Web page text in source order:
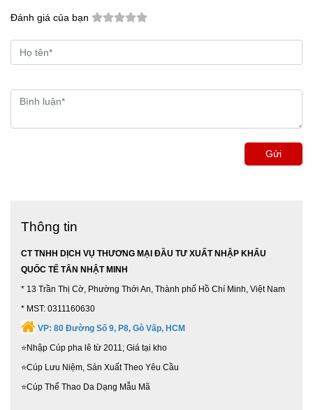
Đánh giá của bạn
Gửi
Thông tin
CT TNHH DỊCH VỤ THƯƠNG MẠI ĐẦU TƯ XUẤT NHẬP KHẨU
QUỐC TẾ TÂN NHẬT MINH
* 13 Trần Thị Cờ, Phường Thới An, Thành phố Hồ Chí Minh, Việt Nam
* MST: 0311160630
VP: 80 Đường Số 9, P8, Gò Vấp, HCM
⭐Nhập Cúp pha lê từ 2011; Giá tại kho
⭐Cúp Lưu Niệm, Sản Xuất Theo Yêu Cầu
⭐Cúp Thể Thao Da Dạng Mẫu Mã